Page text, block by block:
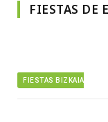
FIESTAS DE
FIESTAS BIZKAIA